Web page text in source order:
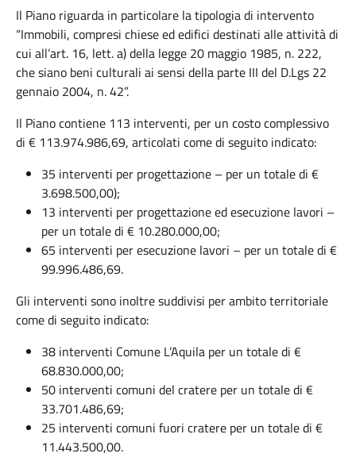
Il Piano riguarda in particolare la tipologia di intervento
“Immobili, compresi chiese ed edifici destinati alle attività di
cui all’art. 16, lett. a) della legge 20 maggio 1985, n. 222,
che siano beni culturali ai sensi della parte III del D.Lgs 22
gennaio 2004, n. 42”.
Il Piano contiene 113 interventi, per un costo complessivo
di € 113.974.986,69, articolati come di seguito indicato:
35 interventi per progettazione – per un totale di €
3.698.500,00);
13 interventi per progettazione ed esecuzione lavori –
per un totale di € 10.280.000,00;
65 interventi per esecuzione lavori – per un totale di €
99.996.486,69.
Gli interventi sono inoltre suddivisi per ambito territoriale
come di seguito indicato:
38 interventi Comune L’Aquila per un totale di €
68.830.000,00;
50 interventi comuni del cratere per un totale di €
33.701.486,69;
25 interventi comuni fuori cratere per un totale di €
11.443.500,00.